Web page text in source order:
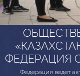
ФЕДЕРАЦИЯ
Федерация ведет